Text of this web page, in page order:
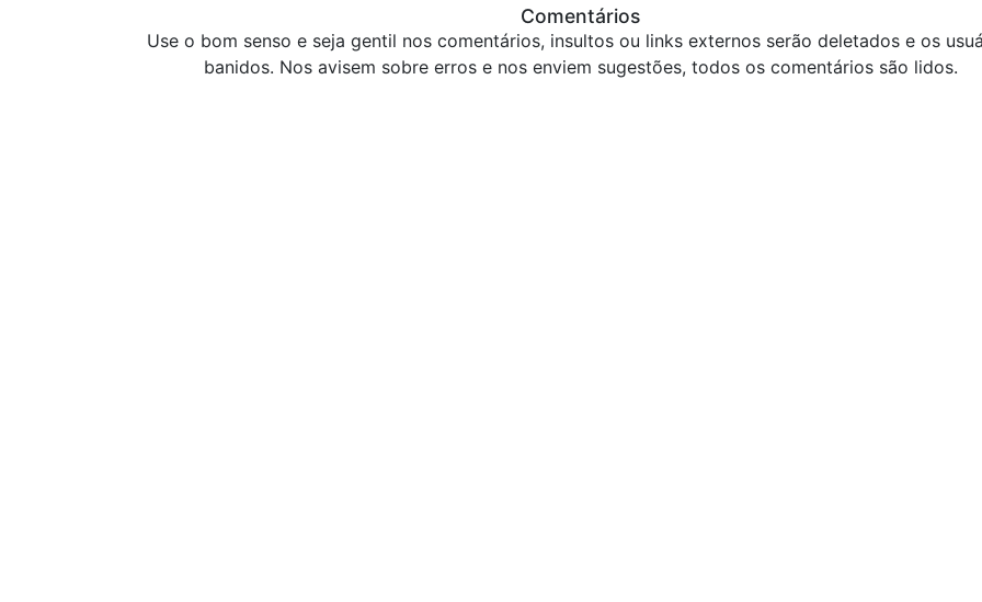
Comentários
Use o bom senso e seja gentil nos comentários, insultos ou links externos serão deletados e os
banidos. Nos avisem sobre erros e nos enviem sugestões, todos os comentários são lidos.